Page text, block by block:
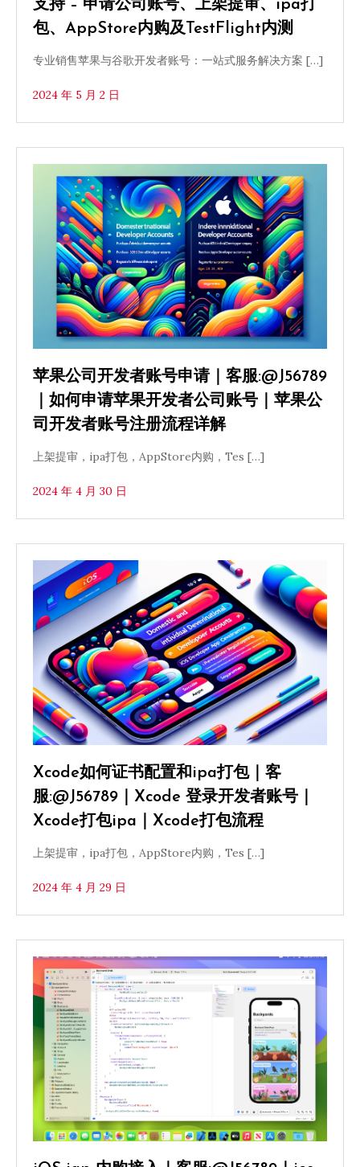
支持 – 申请公司账号、上架提审、ipa打
包、AppStore内购及TestFlight内测
专业销售苹果与谷歌开发者账号：一站式服务解决方案 […]
2024 年 5 月 2 日
苹果公司开发者账号申请｜客服:@J56789
｜如何申请苹果开发者公司账号｜苹果公
司开发者账号注册流程详解
上架提审，ipa打包，AppStore内购，Tes […]
2024 年 4 月 30 日
Xcode如何证书配置和ipa打包｜客
服:@J56789｜Xcode 登录开发者账号｜
Xcode打包ipa｜Xcode打包流程
上架提审，ipa打包，AppStore内购，Tes […]
2024 年 4 月 29 日